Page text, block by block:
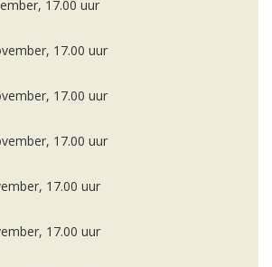
17.00 uur
17.00 uur
17.00 uur
17.00 uur
17.00 uur
17.00 uur